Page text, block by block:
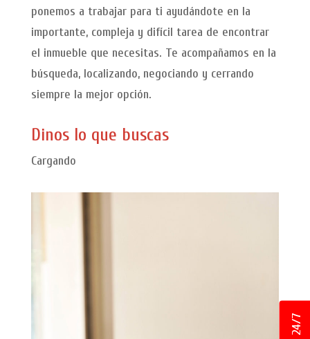
ponemos a trabajar para ti ayudándote en la
importante, compleja y difícil tarea de encontrar
el inmueble que necesitas. Te acompañamos en la
búsqueda, localizando, negociando y cerrando
siempre la mejor opción.
Dinos lo que buscas
Rango de inversión (precio)